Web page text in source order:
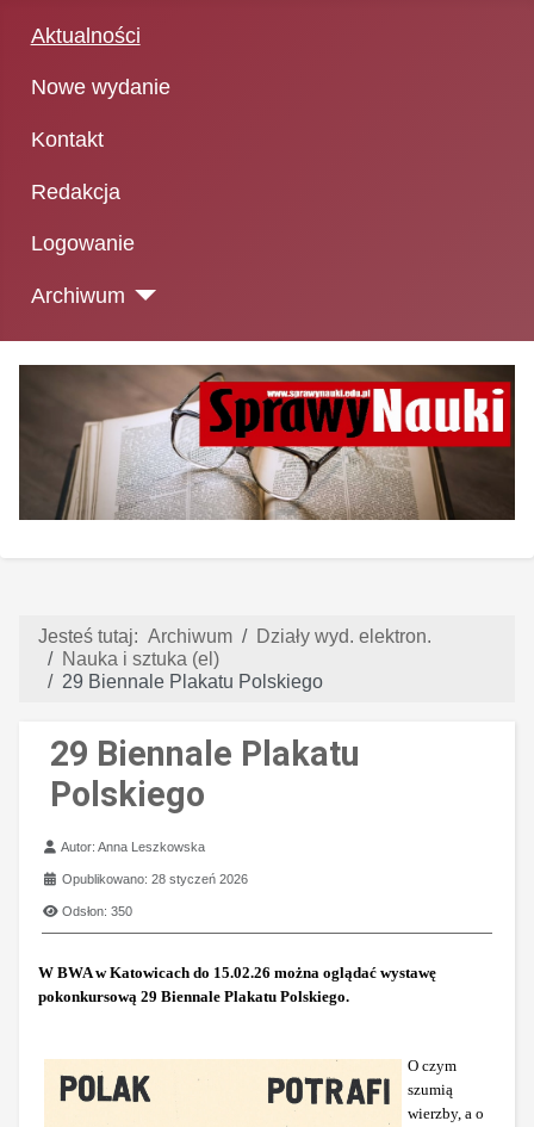
Aktualności
Nowe wydanie
Kontakt
Redakcja
Logowanie
Archiwum
Jesteś tutaj: Archiwum
Działy wyd. elektron.
Nauka i sztuka (el)
29 Biennale Plakatu Polskiego
29 Biennale Plakatu
Polskiego
Szczegóły
Autor:Anna Leszkowska
Opublikowano: 28 styczeń 2026
Odsłon: 350
W BWA w Katowicach do 15.02.26 można oglądać wystawę
pokonkursową 29 Biennale Plakatu Polskiego.
O czym
szumią
wierzby, a o